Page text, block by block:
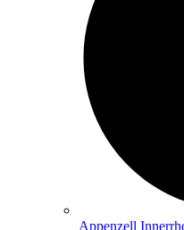
Appenzell